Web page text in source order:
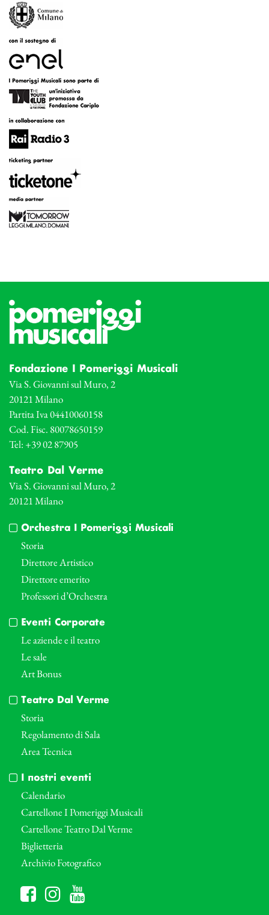
Fondazione I Pomeriggi Musicali
Via S. Giovanni sul Muro, 2
20121 Milano
Partita Iva 04410060158
Cod. Fisc. 80078650159
Tel: +39 02 87905
Teatro Dal Verme
Via S. Giovanni sul Muro, 2
20121 Milano
Orchestra I Pomeriggi Musicali
Storia
Direttore Artistico
Direttore emerito
Professori d’Orchestra
Eventi Corporate
Le aziende e il teatro
Le sale
Art Bonus
Teatro Dal Verme
Storia
Regolamento di Sala
Area Tecnica
I nostri eventi
Calendario
Cartellone I Pomeriggi Musicali
Cartellone Teatro Dal Verme
Biglietteria
Archivio Fotografico